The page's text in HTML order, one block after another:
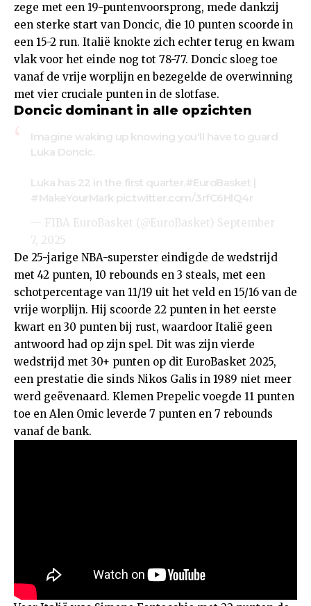
zege met een 19-puntenvoorsprong, mede dankzij
een sterke start van Doncic, die 10 punten scoorde in
een 15-2 run. Italië knokte zich echter terug en kwam
vlak voor het einde nog tot 78-77. Doncic sloeg toe
vanaf de vrije worplijn en bezegelde de overwinning
met vier cruciale punten in de slotfase.
Doncic dominant in alle opzichten
Imagine waking up knowing you'll have to guard
Luka Doncic.
Luka has 22 in the first quarter. #EuroBasket |
#MakeYourMark pic.twitter.com/3rfC6HlQ4r
— FIBA EuroBasket (@EuroBasket) September
7, 2025
De 25-jarige NBA-superster eindigde de wedstrijd
met 42 punten, 10 rebounds en 3 steals, met een
schotpercentage van 11/19 uit het veld en 15/16 van de
vrije worplijn. Hij scoorde 22 punten in het eerste
kwart en 30 punten bij rust, waardoor Italië geen
antwoord had op zijn spel. Dit was zijn vierde
wedstrijd met 30+ punten op dit EuroBasket 2025,
een prestatie die sinds Nikos Galis in 1989 niet meer
werd geëvenaard. Klemen Prepelic voegde 11 punten
toe en Alen Omic leverde 7 punten en 7 rebounds
vanaf de bank.